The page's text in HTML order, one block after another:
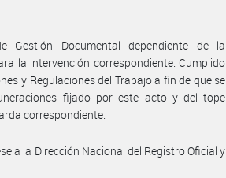
Gestión Documental dependiente de la
la intervención correspondiente. Cumplido
y Regulaciones del Trabajo a fin de que se
fijado por este acto y del tope
correspondiente.
a la Dirección Nacional del Registro Oficial y